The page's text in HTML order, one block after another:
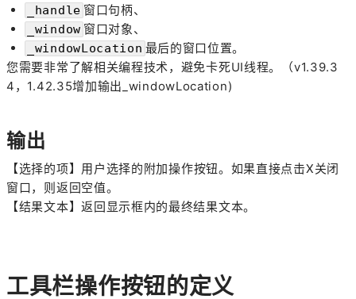
_handle 窗口句柄、
_window 窗口对象、
_windowLocation 最后的窗口位置。
您需要非常了解相关编程技术，避免卡死UI线程。（v1.39.3
4，1.42.35增加输出_windowLocation)
输出
【选择的项】用户选择的附加操作按钮。如果直接点击X关闭
窗口，则返回空值。
【结果文本】返回显示框内的最终结果文本。
工具栏操作按钮的定义